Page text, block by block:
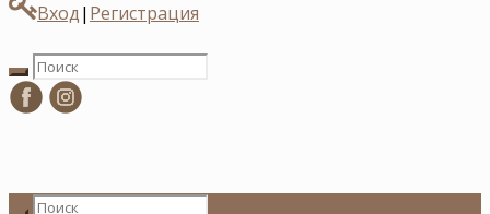
Вход| Регистрация